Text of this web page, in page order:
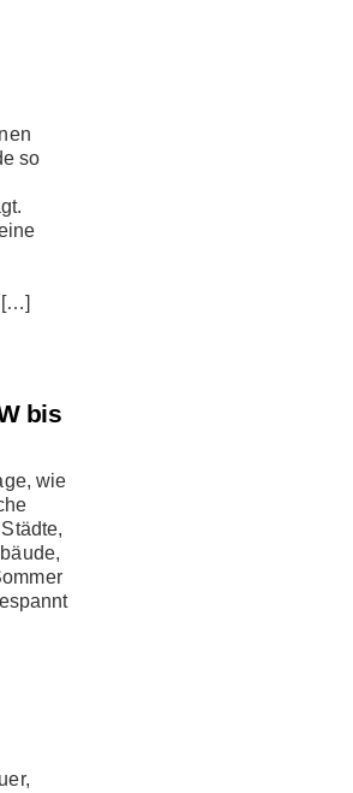
so
[…]
bis
wie